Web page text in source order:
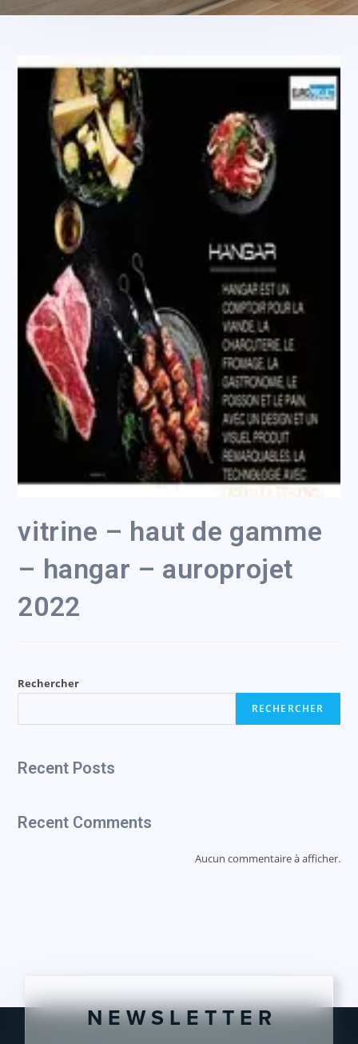
vitrine – haut de gamme
– hangar – auroprojet
2022
Rechercher
RECHERCHER
Recent Posts
Recent Comments
Aucun commentaire à afficher.
N E W S L E T T E R